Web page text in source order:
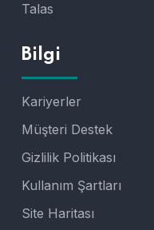
Talas
Bilgi
Kariyerler
Müşteri Destek
Gizlilik Politikası
Kullanım Şartları
Site Haritası